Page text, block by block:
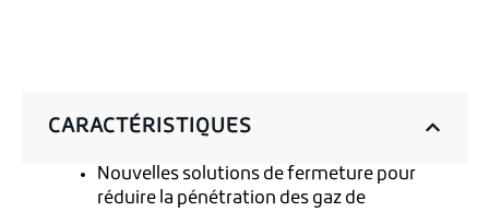
CARACTÉRISTIQUES
Nouvelles solutions de fermeture pour
réduire la pénétration des gaz de